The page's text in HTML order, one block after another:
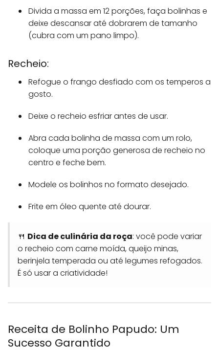
Divida a massa em 12 porções, faça bolinhas e
deixe descansar até dobrarem de tamanho
(cubra com um pano limpo).
Recheio:
Refogue o frango desfiado com os temperos a
gosto.
Deixe o recheio esfriar antes de usar.
Abra cada bolinha de massa com um rolo,
coloque uma porção generosa de recheio no
centro e feche bem.
Modele os bolinhos no formato desejado.
Frite em óleo quente até dourar.
🍴 Dica de culinária da roça: você pode variar
o recheio com carne moída, queijo minas,
berinjela temperada ou até legumes refogados.
É só usar a criatividade!
Receita de Bolinho Papudo: Um
Sucesso Garantido